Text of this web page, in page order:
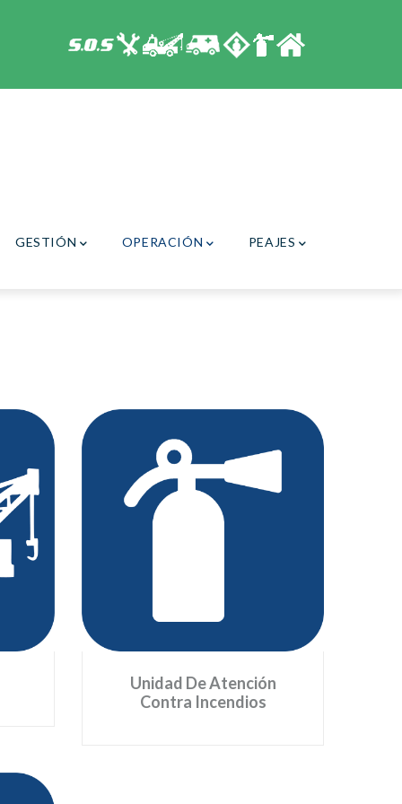
GESTIÓN OPERACIÓN PEAJES
se
la
el
Unidad De Atención
Contra Incendios
Unidad De Atención Contra
Una unidad con un completo